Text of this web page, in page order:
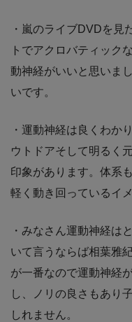
・嵐のライブDVDを見
トでアクロバティック
動神経がいいと思いま
いです。
・運動神経は良くわか
ウトドアそして明るく
印象があります。体系
軽く動き回っているイ
・みなさん運動神経は
いて言うならば相葉雅
が一番なので運動神経
し、ノリの良さもあり
しれません。